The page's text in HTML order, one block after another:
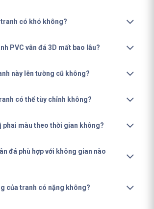
có khó không?
PVC vân đá 3D mất bao lâu?
này lên tường cũ không?
có thể tùy chỉnh không?
phai màu theo thời gian không?
đá phù hợp với không gian nào
của tranh có nặng không?